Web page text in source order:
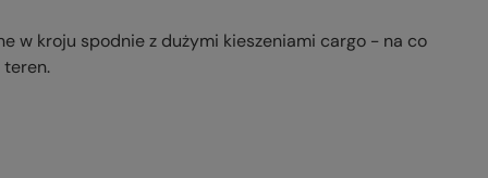
w kroju spodnie z dużymi kieszeniami cargo - na co
teren.